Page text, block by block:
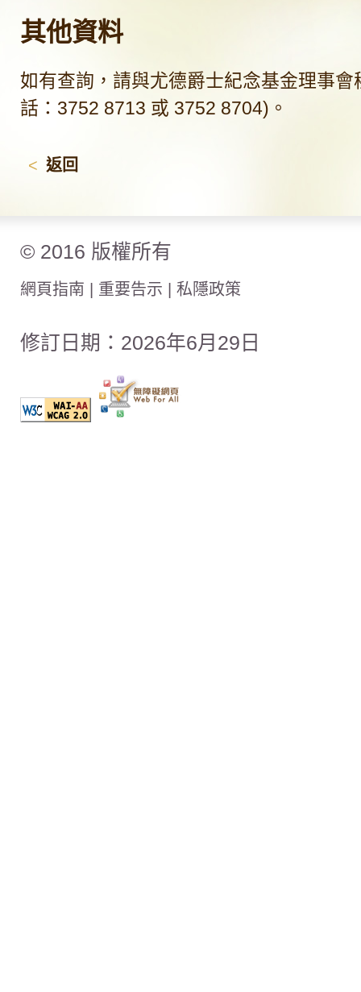
其他資料
如有查詢，請與尤德爵士紀念基金理事會
話：3752 8713 或 3752 8704)。
< 返回
© 2016 版權所有
網頁指南 重要告示 私隱政策
修訂日期：2026年6月29日